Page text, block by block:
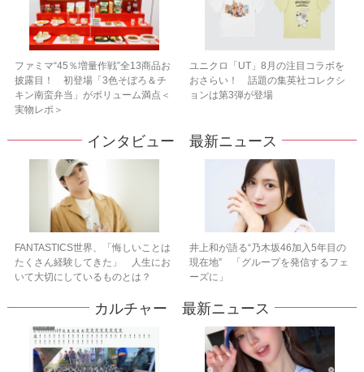
ファミマ“45％増量作戦”全13商品お
披露目！ 初登場「3色そぼろ＆チ
キン南蛮弁当」がボリューム満点＜
実物レポ＞
ユニクロ「UT」8月の注目コラボを
おさらい！ 話題の集英社コレクシ
ョンは第3弾が登場
インタビュー 最新ニュース
FANTASTICS世界、「悔しいことは
たくさん経験してきた」 人生にお
いて大切にしているものとは？
井上和が語る“乃木坂46加入5年目の
現在地” 「グループを発信するフェ
ーズに」
カルチャー 最新ニュース